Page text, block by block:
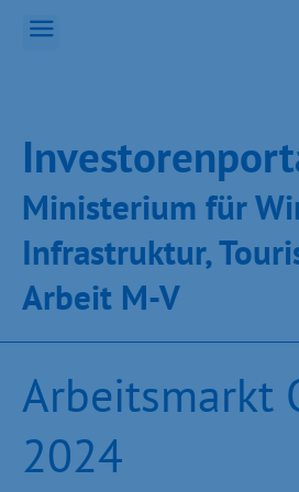
Ministeri­um für
Infra­struk­tur,
Ar­beit M-V
Arbeitsmarkt
2024